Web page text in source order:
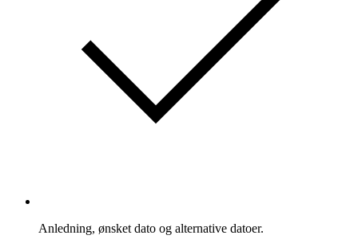
Anledning, ønsket dato og alternative datoer.